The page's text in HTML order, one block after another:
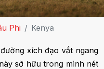
Phi Kenya
xích đạo vắt ngang
sở hữu trong mình nét